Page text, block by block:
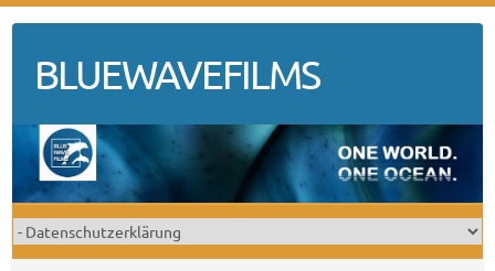
contentBLUEWAVEFILMS